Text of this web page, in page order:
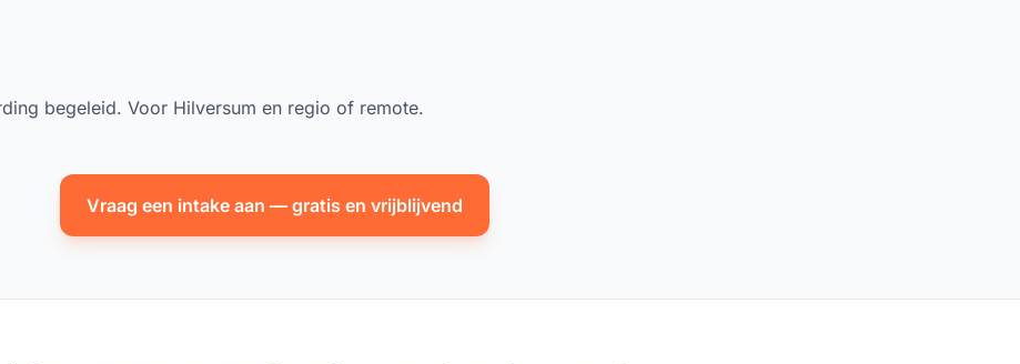
begeleid. Voor Hilversum en regio of remote.
Vraag een intake aan — gratis en vrijblijvend